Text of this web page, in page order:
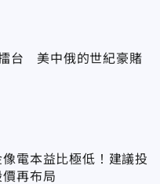
台 美中俄的世紀豪賭
像電本益比極低！建議投
再布局